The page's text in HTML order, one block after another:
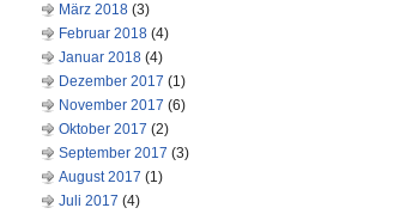
März 2018 (3)
Februar 2018 (4)
Januar 2018 (4)
Dezember 2017 (1)
November 2017 (6)
Oktober 2017 (2)
September 2017 (3)
August 2017 (1)
Juli 2017 (4)